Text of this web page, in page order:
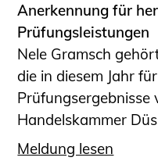
Anerkennung für
Prüfungsleistungen
Nele Gramsch
die in diesem Jahr
Handelskammer
Meldung lesen